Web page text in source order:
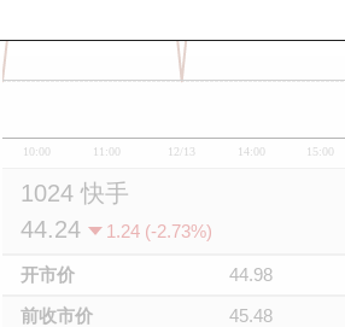
10:00 11:00 12/13 14:00 15:00
1024 快手
44.24
1.24 (-2.73%)
开市价
44.98
前收市价
45.48